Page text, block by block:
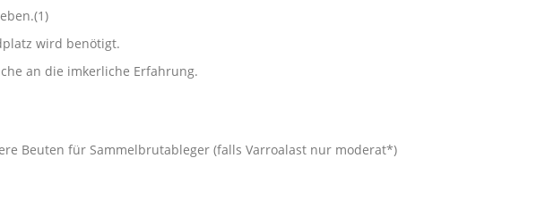
wird benötigt.
an die imkerliche Erfahrung.
Beuten für Sammelbrutableger (falls Varroalast nur moderat*)